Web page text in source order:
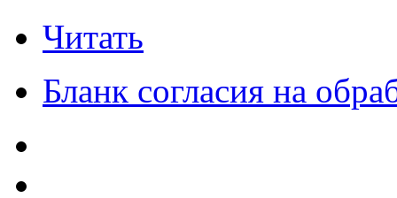
Читать
Бланк согласия на